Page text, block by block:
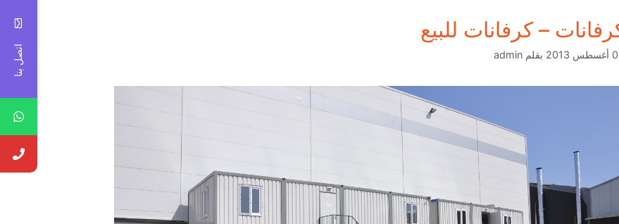
– كرفانات للبيع
2013 بقلم admin اتصل بنا